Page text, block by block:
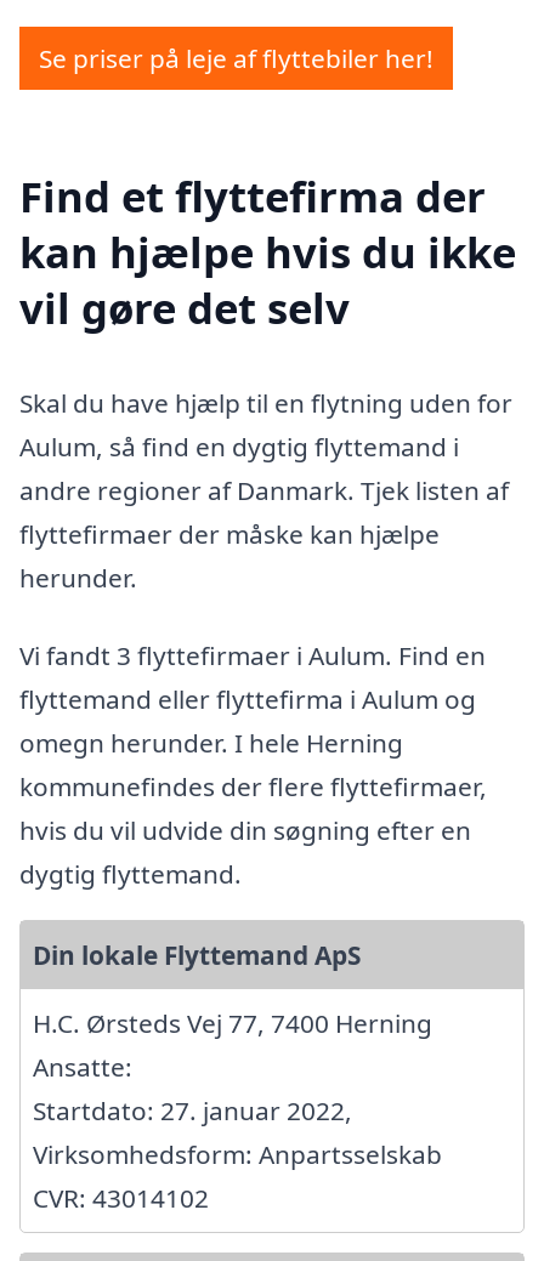
Se priser på leje af flyttebiler her!
Find et flyttefirma der
kan hjælpe hvis du ikke
vil gøre det selv
Skal du have hjælp til en flytning uden for
Aulum, så find en dygtig flyttemand i
andre regioner af Danmark. Tjek listen af
flyttefirmaer der måske kan hjælpe
herunder.
Vi fandt 3 flyttefirmaer i Aulum. Find en
flyttemand eller flyttefirma i Aulum og
omegn herunder. I hele Herning
kommunefindes der flere flyttefirmaer,
hvis du vil udvide din søgning efter en
dygtig flyttemand.
Din lokale Flyttemand ApS
H.C. Ørsteds Vej 77, 7400 Herning
Ansatte:
Startdato: 27. januar 2022,
Virksomhedsform: Anpartsselskab
CVR: 43014102